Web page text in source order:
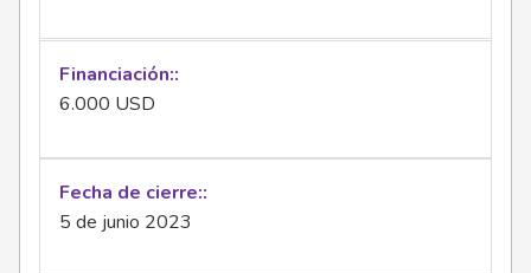
Financiación:
6.000 USD
Fecha de cierre:
5 de junio 2023